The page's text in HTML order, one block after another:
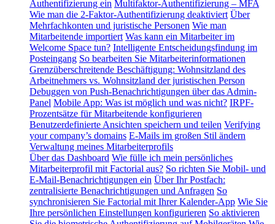
Authentifizierung ein Multifaktor-Authentifizierung – MFA
Wie man die 2-Faktor-Authentifizierung deaktiviert Über
Mehrfachkonten und juristische Personen Wie man
Mitarbeitende importiert Was kann ein Mitarbeiter im
Welcome Space tun? Intelligente Entscheidungsfindung im
Posteingang So bearbeiten Sie Mitarbeiterinformationen
Grenzüberschreitende Beschäftigung: Wohnsitzland des
Arbeitnehmers vs. Wohnsitzland der juristischen Person
Debuggen von Push-Benachrichtigungen über das Admin-
Panel Mobile App: Was ist möglich und was nicht? IRPF-
Prozentsätze für Mitarbeitende konfigurieren
Benutzerdefinierte Ansichten speichern und teilen Verifying
your company’s domains E-Mails im großen Stil ändern
Verwaltung meines Mitarbeiterprofils
Über das Dashboard Wie fülle ich mein persönliches
Mitarbeiterprofil mit Factorial aus? So richten Sie Mobil- und
E-Mail-Benachrichtigungen ein Über Ihr Postfach:
zentralisierte Benachrichtigungen und Anfragen So
synchronisieren Sie Factorial mit Ihrer Kalender-App Wie Sie
Ihre persönlichen Einstellungen konfigurieren So aktivieren